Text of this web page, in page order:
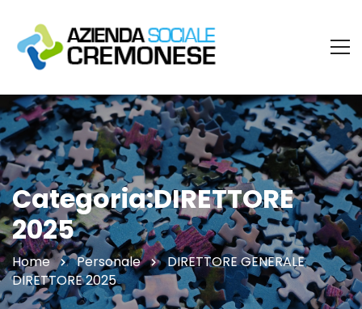
Categoria:DIRETTORE
2025
Home Personale
DIRETTORE GENERALE
DIRETTORE 2025